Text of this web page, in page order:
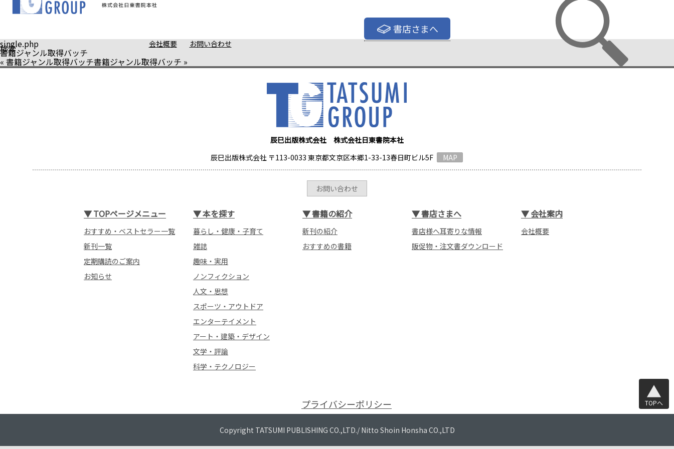
書店さまへ
会社概要 お問い合わせ
検索
single.php
書籍ジャンル取得バッチ
« 書籍ジャンル取得バッチ書籍ジャンル取得バッチ »
辰巳出版株式会社 株式会社日東書院本社
辰巳出版株式会社 〒113-0033 東京都文京区本郷1-33-13春日町ビル5F
MAP
お問い合わせ
▼TOPページメニュー
おすすめ・ベストセラー一覧
新刊一覧
定期購読のご案内
お知らせ
▼本を探す
暮らし・健康・子育て
雑誌
趣味・実用
ノンフィクション
人文・思想
スポーツ・アウトドア
エンターテイメント
アート・建築・デザイン
文学・評論
科学・テクノロジー
▼書籍の紹介
新刊の紹介
おすすめの書籍
▼書店さまへ
書店様へ耳寄りな情報
販促物・注文書ダウンロード
▼会社案内
会社概要
プライバシーポリシー TOPへ
Copyright TATSUMI PUBLISHING CO.,LTD./ Nitto Shoin Honsha CO.,LTD